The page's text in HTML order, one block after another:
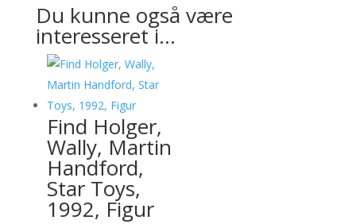
Du kunne også være
interesseret i…
Find Holger,
Wally, Martin
Handford,
Star Toys,
1992, Figur